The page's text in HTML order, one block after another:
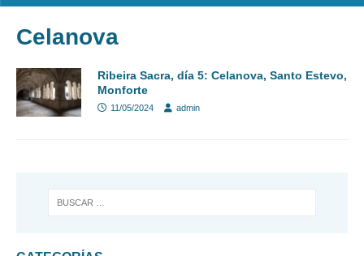
Celanova
Ribeira Sacra, día 5: Celanova, Santo Estevo,
Monforte
11/05/2024 admin